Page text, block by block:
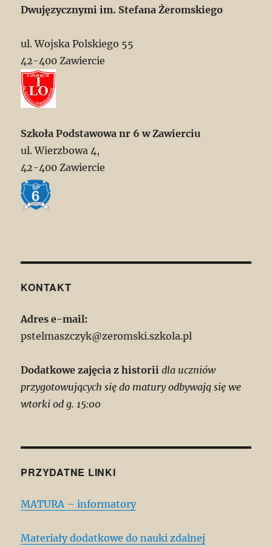
Dwujęzycznymi im. Stefana Żeromskiego
ul. Wojska Polskiego 55
42-400 Zawiercie
Szkoła Podstawowa nr 6 w Zawierciu
ul. Wierzbowa 4,
42-400 Zawiercie
KONTAKT
Adres e-mail:
pstelmaszczyk@zeromski.szkola.pl
Dodatkowe zajęcia z historii dla uczniów
przygotowujących się do matury odbywają się we
wtorki od g. 15:00
PRZYDATNE LINKI
MATURA – informatory
Materiały dodatkowe do nauki zdalnej